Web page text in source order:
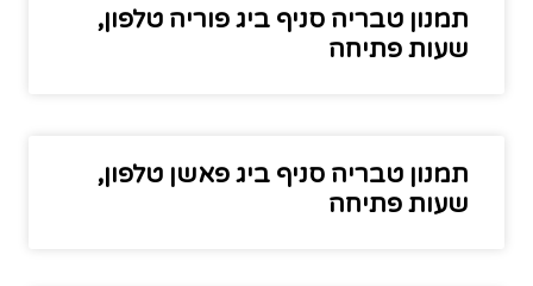
תמנון טבריה סניף ביג פוריה טלפון,
שעות פתיחה
תמנון טבריה סניף ביג פאשן טלפון,
שעות פתיחה